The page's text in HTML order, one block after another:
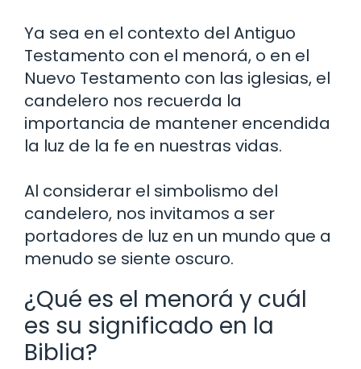
Ya sea en el contexto del Antiguo
Testamento con el menorá, o en el
Nuevo Testamento con las iglesias, el
candelero nos recuerda la
importancia de mantener encendida
la luz de la fe en nuestras vidas.
Al considerar el simbolismo del
candelero, nos invitamos a ser
portadores de luz en un mundo que a
menudo se siente oscuro.
¿Qué es el menorá y cuál
es su significado en la
Biblia?